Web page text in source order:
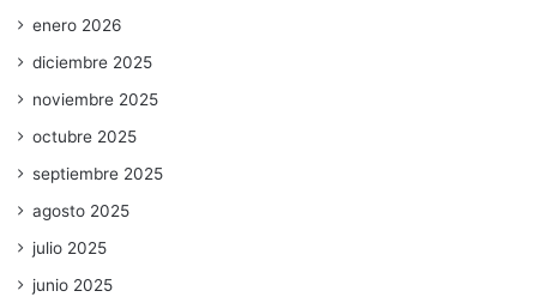
enero 2026
diciembre 2025
noviembre 2025
octubre 2025
septiembre 2025
agosto 2025
julio 2025
junio 2025